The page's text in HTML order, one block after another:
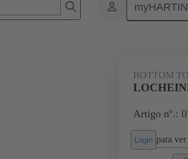
BOTTOM
Artigo nº.:
Login para